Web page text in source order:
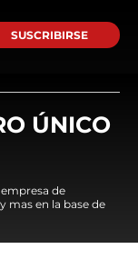
SUSCRIBIRSE
ÚNICO
de
mas en la base de